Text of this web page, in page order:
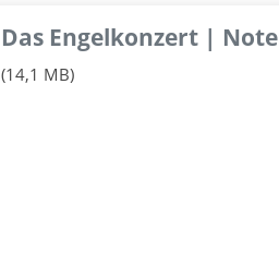
Das Engelkonzert |
(14,1 MB)